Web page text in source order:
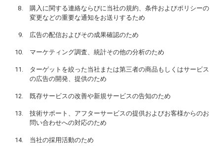
購入に関する連絡ならびに当社の規約、条件およびポリシーの
変更などの重要な通知をお送りするため
広告の配信およびその成果確認のため
マーケティング調査、統計その他の分析のため
ターゲットを絞った当社または第三者の商品もしくはサービス
の広告の開発、提供のため
既存サービスの改善や新規サービスの告知のため
技術サポート、アフターサービスの提供およびお客様からのお
問い合わせへの対応のため
当社の採用活動のため